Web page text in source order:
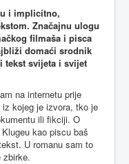
i implicitno,
Značajnu ulogu
filmaša i pisca
domaći srodnik
tekst svijeta i svijet
na internetu prije
iz kojeg je izvora, tko je
ili fikciji. O
kao piscu baš
U romanu sam to
zbirke.